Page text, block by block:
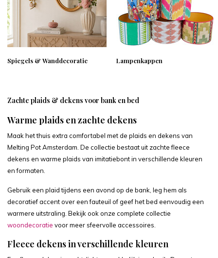
Spiegels & Wanddecoratie Lampenkappen
Zachte plaids & dekens voor bank en bed
Warme plaids en zachte dekens
Maak het thuis extra comfortabel met de plaids en dekens van
Melting Pot Amsterdam. De collectie bestaat uit zachte fleece
dekens en warme plaids van imitatiebont in verschillende kleuren
en formaten.
Gebruik een plaid tijdens een avond op de bank, leg hem als
decoratief accent over een fauteuil of geef het bed eenvoudig een
warmere uitstraling. Bekijk ook onze complete collectie
woondecoratie voor meer sfeervolle accessoires.
Fleece dekens in verschillende kleuren